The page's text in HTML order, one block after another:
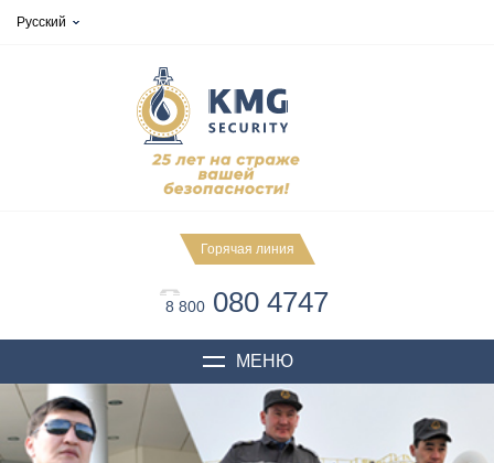
Русский
Горячая линия
8 800 080 4747
МЕНЮ